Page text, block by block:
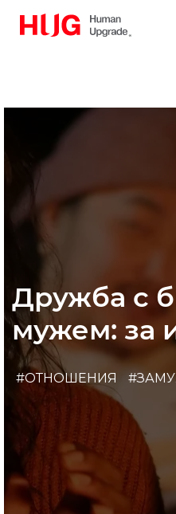
Дружба с
мужем: за
#ОТНОШЕНИЯ